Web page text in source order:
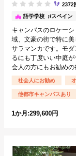
サラマンカ/スペイン
語学学校
2372
キャンパスのロケー
域、文豪の街で特に美
サラマンカです。モ
るにも丁度いい中庭
会人の方にもお勧めの
社会人にお勧め
他都市キャンパスあり
1か月:299,600円